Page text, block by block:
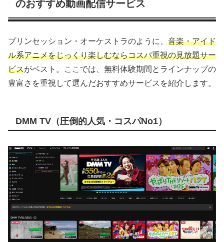
のおすすめ動画配信サービス
プリンセッション・オーケストラのように、 音楽・アイド
ル系アニメをじっくり楽しむならコスパ重視の見放題サー
ビスがベスト。ここでは、無料体験期間とラインナップの
豊富さを重視して選んだおすすめサービスを紹介します。
DMM TV（圧倒的人気・コスパNo1）